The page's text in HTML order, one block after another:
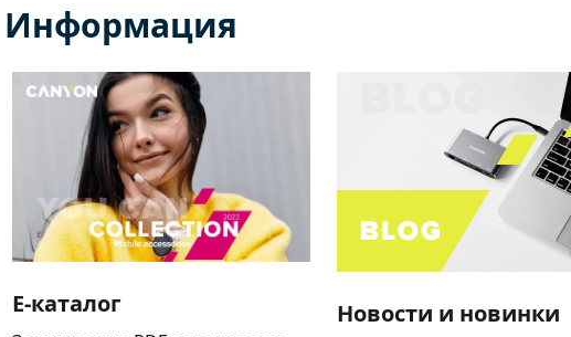
Информация
E-каталог Новости и новинки